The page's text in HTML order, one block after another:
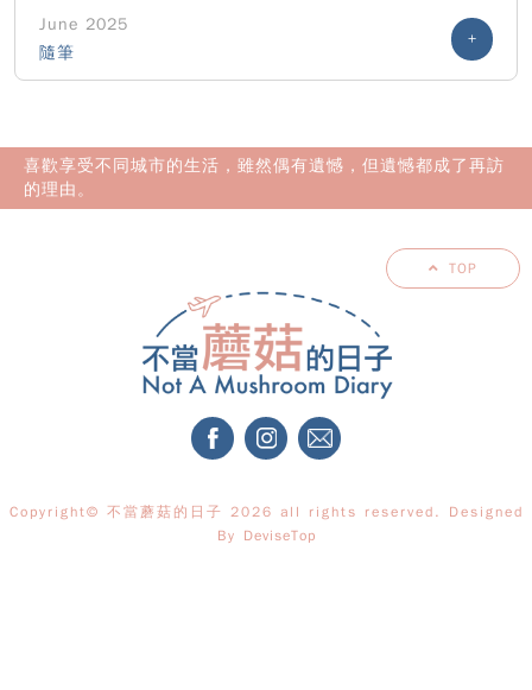
June 2025
隨筆
+
喜歡享受不同城市的生活，雖然偶有遺憾，但遺憾都成了再訪
的理由。
TOP
Copyright© 不當蘑菇的日子 2026 all rights reserved. Designed
By DeviseTop